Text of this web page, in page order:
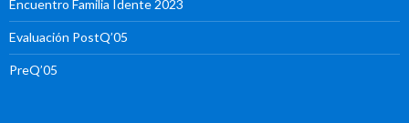
Encuentro Familia Idente 2023
Evaluación PostQ’05
PreQ’05